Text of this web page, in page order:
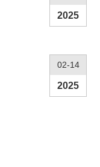
2025
02-14
2025